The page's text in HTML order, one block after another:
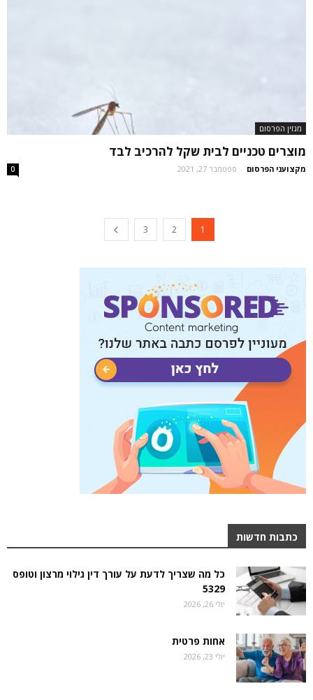
מגזין הפרסום
מוצרים טכניים לבית שקל להרכיב לבד
מקצועני הפרסום - ספטמבר 27, 2021 0
1
2
3
כתבות חדשות
כל מה שצריך לדעת על עורך דין גילוי מרצון וטופס
5329
יולי 26, 2026
אחות פרטית
יולי 23, 2026